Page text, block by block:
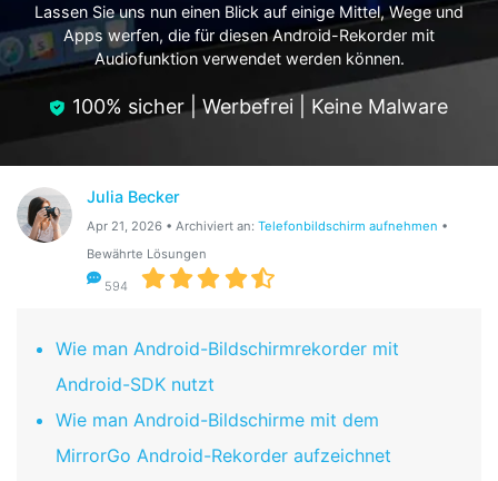
Shop
Full Toolkit anzeigen >
Ressourcen & Lernen
Android 16 FRP-Umgehung
DOWNLOAD Anmelden
Suchen
Lassen Sie uns nun einen Blick auf einige Mittel, Wege und
Apps werfen, die für diesen Android-Rekorder mit
Audiofunktion verwendet werden können.
100% sicher | Werbefrei | Keine Malware
Julia Becker
Apr 21, 2026 • Archiviert an: Telefonbildschirm aufnehmen •
Bewährte Lösungen
594
Wie man Android-Bildschirmrekorder mit
Android-SDK nutzt
Wie man Android-Bildschirme mit dem
MirrorGo Android-Rekorder aufzeichnet